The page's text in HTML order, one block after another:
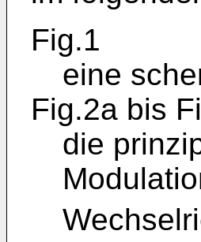
Fig.1
eine
Fig.2a bis
die